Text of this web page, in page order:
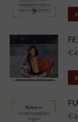
€
€